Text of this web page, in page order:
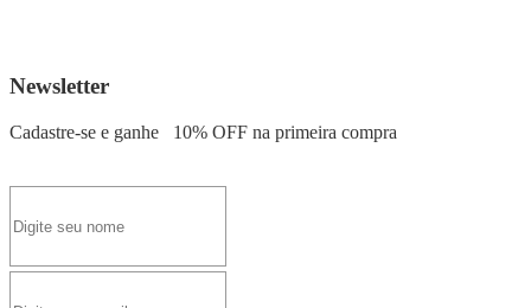
Newsletter
Cadastre-se e ganhe 10% OFF na primeira compra